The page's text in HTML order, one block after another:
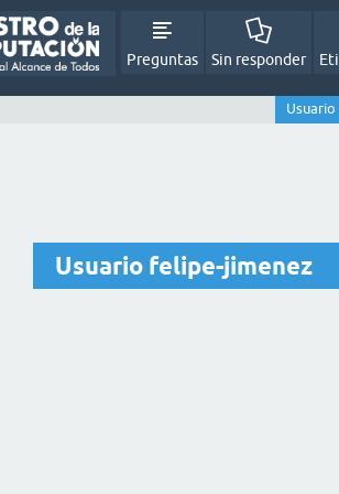
Preguntas Sin responder
Usuario felipe-jimenez